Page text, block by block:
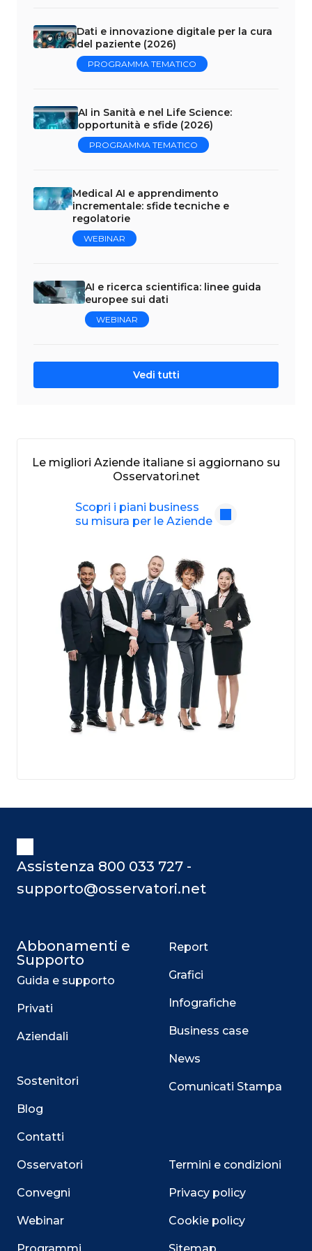
Dati e innovazione digitale per la cura
del paziente (2026)
PROGRAMMA TEMATICO
AI in Sanità e nel Life Science:
opportunità e sfide (2026)
PROGRAMMA TEMATICO
Medical AI e apprendimento
incrementale: sfide tecniche e
regolatorie
WEBINAR
AI e ricerca scientifica: linee guida
europee sui dati
WEBINAR
Vedi tutti
Le migliori Aziende italiane si aggiornano su
Osservatori.net
Scopri i piani business
su misura per le Aziende
Assistenza 800 033 727 -
supporto@osservatori.net
Abbonamenti e
Supporto
Guida e supporto
Privati
Aziendali
Sostenitori
Blog
Contatti
Osservatori
Convegni
Webinar
Report
Grafici
Infografiche
Business case
News
Comunicati Stampa
Termini e condizioni
Privacy policy
Cookie policy